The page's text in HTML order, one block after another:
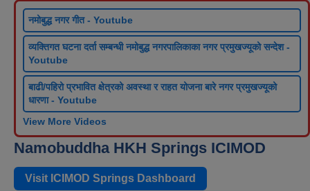
नमोबुद्ध नगर गीत - Youtube
व्यक्तिगत घटना दर्ता सम्बन्धी नमोबुद्ध नगरपालिकाका नगर प्रमुखज्यूको सन्देश -
Youtube
बाढी/पहिरो प्रभावित क्षेत्रको अवस्था र राहत योजना बारे नगर प्रमुखज्यूको
धारणा - Youtube
View More Videos
Namobuddha HKH Springs ICIMOD
Visit ICIMOD Springs Dashboard